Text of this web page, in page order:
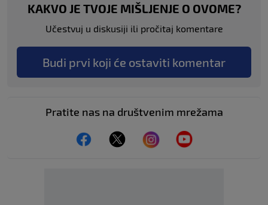
KAKVO JE TVOJE MIŠLJENJE O OVOME?
Učestvuj u diskusiji ili pročitaj komentare
Budi prvi koji će ostaviti komentar
Pratite nas na društvenim mrežama